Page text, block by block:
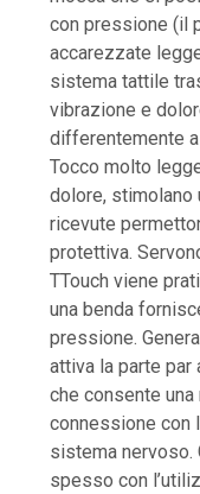
con pressione (il
accarezzate
sistema tattile
vibrazione e
differentemente
Tocco molto
dolore,
ricevute
protettiva.
TTouch viene
una benda
pressione.
attiva la parte
che consente
connessione con
sistema
spesso con